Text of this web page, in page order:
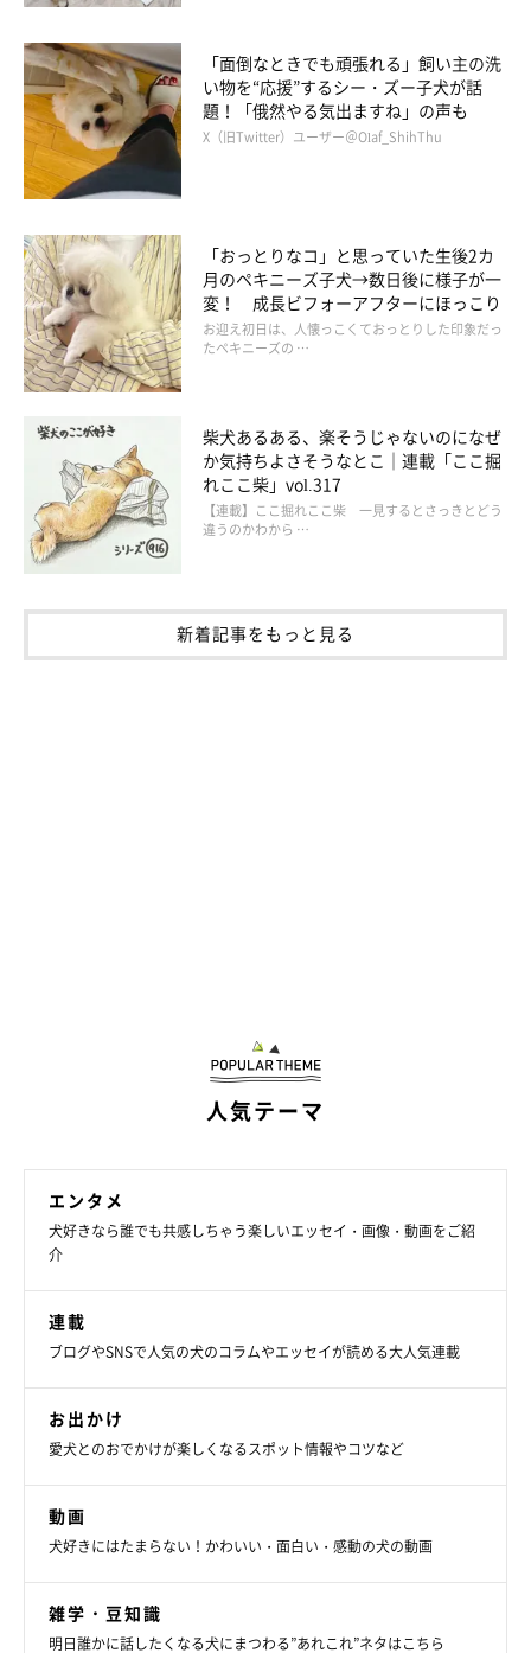
「面倒なときでも頑張れる」飼い主の洗
い物を“応援”するシー・ズー子犬が話
題！「俄然やる気出ますね」の声も
X（旧Twitter）ユーザー＠Olaf_ShihThu
「おっとりなコ」と思っていた生後2カ
月のペキニーズ子犬→数日後に様子が一
変！ 成長ビフォーアフターにほっこり
お迎え初日は、人懐っこくておっとりした印象だっ
たペキニーズの …
柴犬あるある、楽そうじゃないのになぜ
か気持ちよさそうなとこ｜連載「ここ掘
れここ柴」vol.317
【連載】ここ掘れここ柴 一見するとさっきとどう
違うのかわから …
新着記事をもっと見る
人気テーマ
エンタメ
犬好きなら誰でも共感しちゃう楽しいエッセイ・画像・動画をご紹
介
連載
ブログやSNSで人気の犬のコラムやエッセイが読める大人気連載
お出かけ
愛犬とのおでかけが楽しくなるスポット情報やコツなど
動画
犬好きにはたまらない！かわいい・面白い・感動の犬の動画
雑学・豆知識
明日誰かに話したくなる犬にまつわる”あれこれ”ネタはこちら